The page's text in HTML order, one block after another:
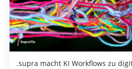
.supra macht KI Workflows zu